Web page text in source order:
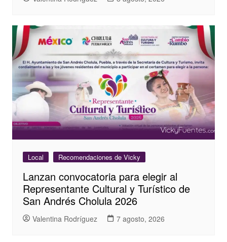
Local Recomendaciones de Vicky
Lanzan convocatoria para elegir al
Representante Cultural y Turístico de
San Andrés Cholula 2026
Valentina Rodríguez 7 agosto, 2026